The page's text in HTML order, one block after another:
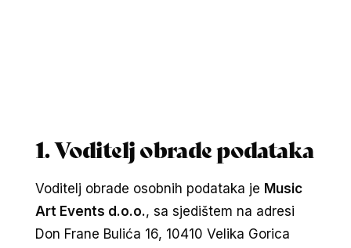
1. Voditelj obrade podataka
Voditelj obrade osobnih podataka je Music
Art Events d.o.o., sa sjedištem na adresi
Don Frane Bulića 16, 10410 Velika Gorica